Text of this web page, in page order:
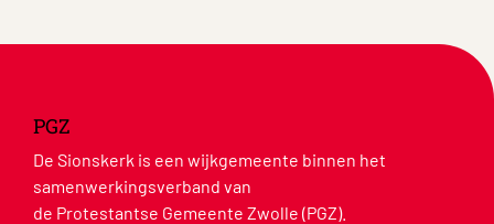
PGZ
De Sionskerk is een wijkgemeente binnen het
samenwerkingsverband van
de Protestantse Gemeente Zwolle (PGZ).